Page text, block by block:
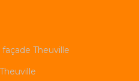
Theuville